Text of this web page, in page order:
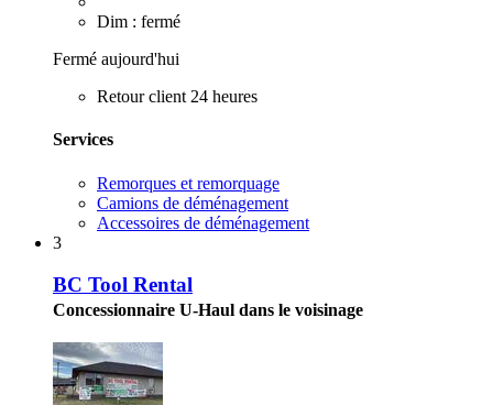
Dim : fermé
Fermé aujourd'hui
Retour client 24 heures
Services
Remorques et remorquage
Camions de déménagement
Accessoires de déménagement
3
BC Tool Rental
Concessionnaire U-Haul dans le voisinage